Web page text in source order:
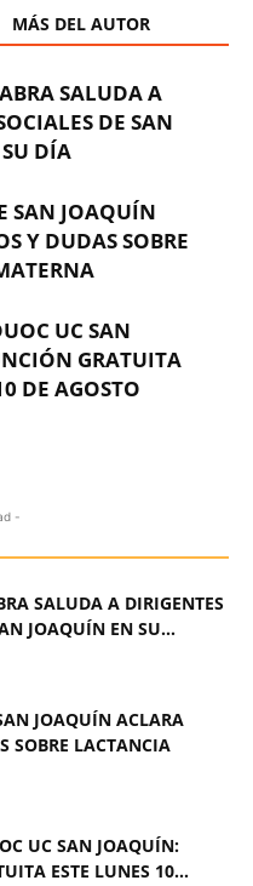
MÁS DEL AUTOR
SALUDA A
DE SAN
DÍA
SAN JOAQUÍN
Y DUDAS SOBRE
UC SAN
GRATUITA
DE AGOSTO
-
SALUDA A DIRIGENTES
JOAQUÍN EN SU...
JOAQUÍN ACLARA
SOBRE LACTANCIA
UC SAN JOAQUÍN:
ESTE LUNES 10...